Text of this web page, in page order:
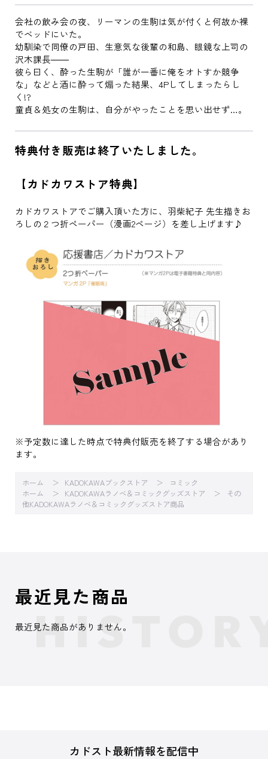
会社の飲み会の夜、リーマンの生駒は気が付くと何故か裸
でベッドにいた。
幼馴染で同僚の戸田、生意気な後輩の和島、眼鏡な上司の
沢木課長――
彼ら曰く、酔った生駒が「誰が一番に俺をオトすか競争
な」などと酒に酔って煽った結果、4Pしてしまったらし
く!?
童貞＆処女の生駒は、自分がやったことを思い出せず…。
特典付き販売は終了いたしました。
【カドカワストア特典】
カドカワストアでご購入頂いた方に、羽柴紀子 先生描きお
ろしの２つ折ペーパー（漫画2ページ）を差し上げます♪
※予定数に達した時点で特典付販売を終了する場合があり
ます。
ホーム KADOKAWAブックストア
コミック
ホーム
KADOKAWAラノベ＆コミックグッズストア
その
他KADOKAWAラノベ＆コミックグッズストア商品
最近見た商品
最近見た商品がありません。
カドスト最新情報を配信中